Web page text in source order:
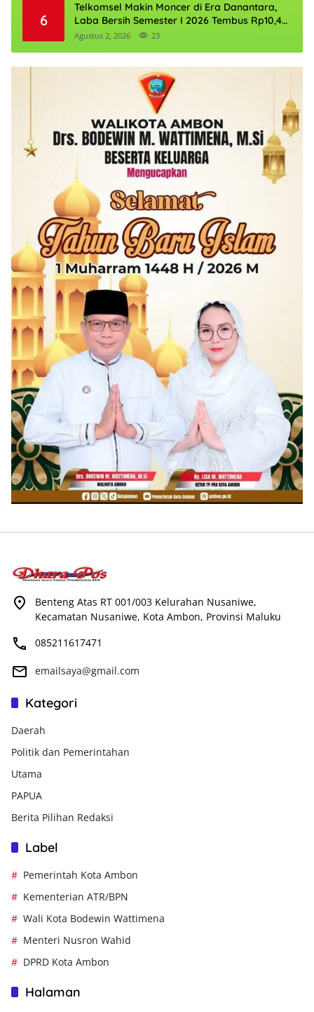
6
Telkomsel Makin Moncer di Era Danantara,
Laba Bersih Semester I 2026 Tembus Rp10,4
Triliun
Agustus 2, 2026 23
Benteng Atas RT 001/003 Kelurahan Nusaniwe,
Kecamatan Nusaniwe, Kota Ambon, Provinsi Maluku
085211617471
emailsaya@gmail.com
Kategori
Daerah
Politik dan Pemerintahan
Utama
PAPUA
Berita Pilihan Redaksi
Label
Pemerintah Kota Ambon
Kementerian ATR/BPN
Wali Kota Bodewin Wattimena
Menteri Nusron Wahid
DPRD Kota Ambon
Halaman